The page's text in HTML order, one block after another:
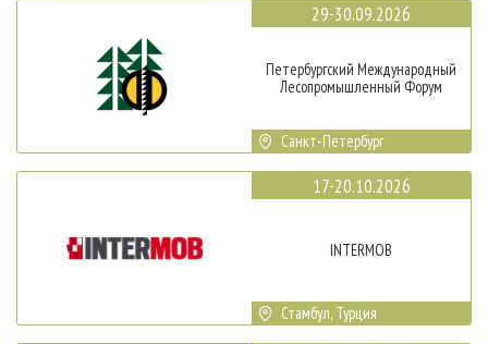
29-30.09.2026
Петербургский Международный
Лесопромышленный Форум
Санкт-Петербург
17-20.10.2026
INTERMOB
Стамбул, Турция